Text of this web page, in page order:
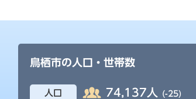
鳥栖市の人口・世帯数
人口 74,137人 (-25)